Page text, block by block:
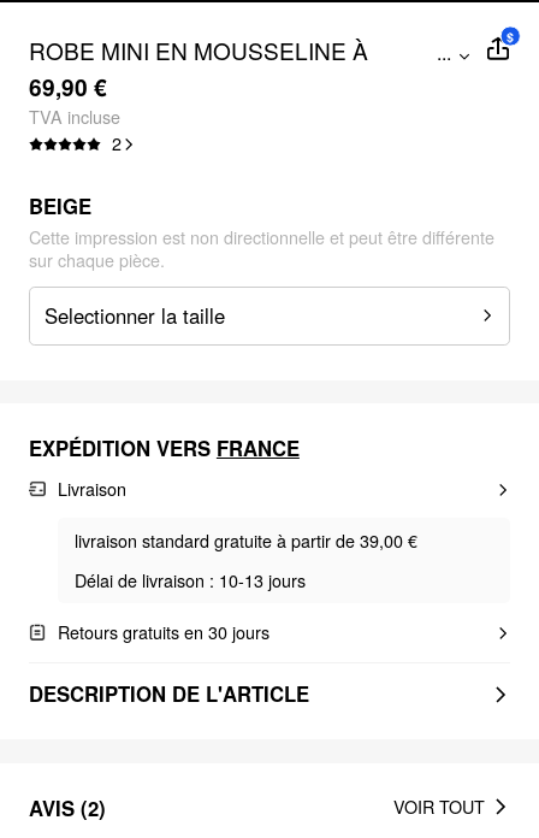
ROBE MINI EN MOUSSELINE À
IMPRIMÉ ANIMAL, OFF THE SHOULDER
ET VOLANTS
...
69,90 €
TVA incluse
2
$
BEIGE
Cette impression est non directionnelle et peut être différente
sur chaque pièce.
Selectionner la taille
EXPÉDITION VERS FRANCE
Livraison
livraison standard gratuite à partir de 39,00 €
Délai de livraison : 10-13 jours
Retours gratuits en 30 jours
DESCRIPTION DE L'ARTICLE
AVIS (2) VOIR TOUT